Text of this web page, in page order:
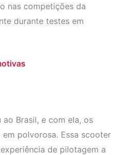
nas competições da
durante testes em
Brasil, e com ela, os
polvorosa. Essa scooter
de pilotagem a